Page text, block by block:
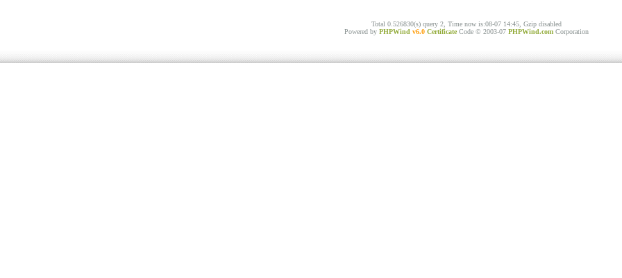
Total 0.526830(s) query 2, Time now is:08-07 14:45, Gzip disabled
Powered by PHPWind v6.0 Certificate Code © 2003-07 PHPWind.com Corporation